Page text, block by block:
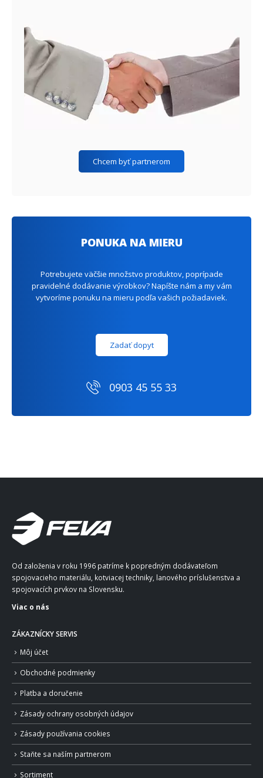
Chcem byť partnerom
PONUKA NA MIERU
Potrebujete väčšie množstvo produktov, poprípade
pravidelné dodávanie výrobkov? Napíšte nám a my vám
vytvoríme ponuku na mieru podľa vašich požiadaviek.
Zadať dopyt
0903 45 55 33
Od založenia v roku 1996 patríme k popredným dodávateľom
spojovacieho materiálu, kotviacej techniky, lanového príslušenstva a
spojovacích prvkov na Slovensku.
Viac o nás
ZÁKAZNÍCKY SERVIS
Môj účet
Obchodné podmienky
Platba a doručenie
Zásady ochrany osobných údajov
Zásady používania cookies
Staňte sa naším partnerom
Sortiment